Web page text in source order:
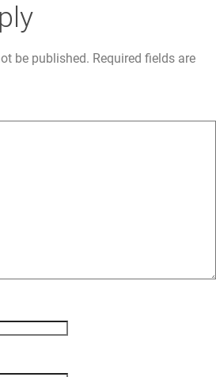
be published. Required fields are